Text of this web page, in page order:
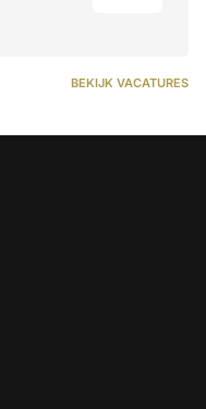
BEKIJK VACATURES